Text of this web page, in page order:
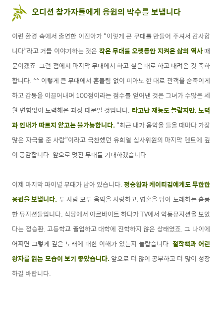
오디션 참가자들에게 응원의 박수를 보냅니다
이런 환경 속에서 출연한 이진아가 “이렇게 큰 무대를 만들어 주셔서 감사합
니다”라고 거듭 이야기하는 것은작은 무대를 오랫동안 지켜온 삶의 역사 때
문이겠죠. 그런 점에서 마지막 무대에서 하고 싶은 대로 하고 내려온 것 축하
합니다. ^^ 이렇게 큰 무대에서 흔들림 없이 피아노 한 대로 관객을 숨죽이게
하고 감동을 이끌어내며 100점이라는 점수를 얻어낸 것은 그녀가 수많은 세
월 변함없이 노력해온 과정 때문일 것입니다. 타고난 재능도 놀랍지만, 노력
과 인내가 따르지 않고는 불가능합니다.“최근 내가 음악을 들을 때마다 가장
많은 자극을 준 사람”이라고 극찬했던 유희열 심사위원의 마지막 멘트에 깊
이 공감합니다. 앞으로 멋진 무대를 기대하겠습니다.
이제 마지막 파이널 무대가 남아 있습니다.정승환과 케이티김에게도 무한한
응원을 보냅니다.두 사람 모두 음악을 사랑하고, 영혼을 담아 노래하는 훌륭
한 뮤지션들입니다. 식당에서 아르바이트 하다가 TV에서 악동뮤지션을 보았
다는 정승환. 고등학교 졸업하고 대학에 진학하지 않은 상태였죠. 그 나이에
어쩌면 그렇게 깊은 노래에 대한 이해가 있는지 놀랍습니다. 철학책과 어린
왕자를 읽는 모습이 보기 좋았습니다.앞으로 더 많이 공부하고 더 많이 성장
하길 바랍니다.